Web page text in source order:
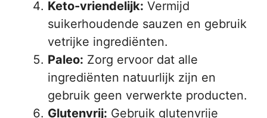
Keto-vriendelijk: Vermijd
suikerhoudende sauzen en gebruik
vetrijke ingrediënten.
Paleo: Zorg ervoor dat alle
ingrediënten natuurlijk zijn en
gebruik geen verwerkte producten.
Glutenvrij: Gebruik glutenvrije